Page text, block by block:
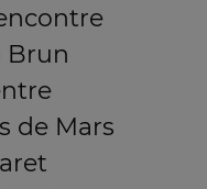
Brun
de Mars